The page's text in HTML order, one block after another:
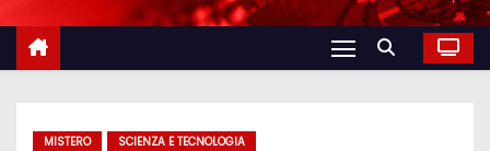
MISTERO SCIENZA E TECNOLOGIA